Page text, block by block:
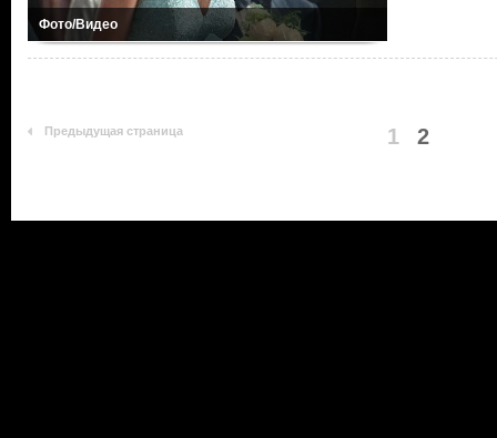
Фото/Видео
Предыдущая страница 1 2